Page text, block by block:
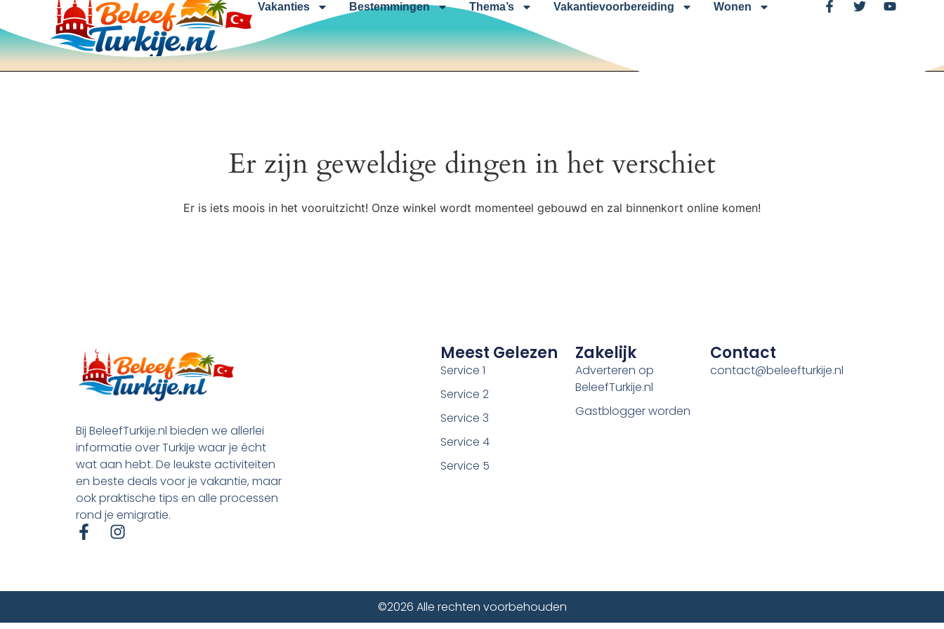
Vakanties Bestemmingen Thema’s Vakantievoorbereiding Wonen
Er zijn geweldige dingen in het verschiet
Er is iets moois in het vooruitzicht! Onze winkel wordt momenteel gebouwd en zal binnenkort online komen!
Bij BeleefTurkije.nl bieden we allerlei
informatie over Turkije waar je écht
wat aan hebt. De leukste activiteiten
en beste deals voor je vakantie, maar
ook praktische tips en alle processen
rond je emigratie.
Meest Gelezen
Service 1
Service 2
Service 3
Service 4
Service 5
Zakelijk
Adverteren op
BeleefTurkije.nl
Gastblogger worden
Contact
contact@beleefturkije.nl
©2026 Alle rechten voorbehouden